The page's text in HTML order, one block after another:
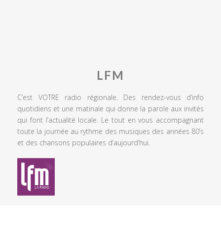
LFM
C’est VOTRE radio régionale. Des rendez-vous d’info
quotidiens et une matinale qui donne la parole aux invités
qui font l’actualité locale. Le tout en vous accompagnant
toute la journée au rythme des musiques des années 80’s
et des chansons populaires d’aujourd’hui.